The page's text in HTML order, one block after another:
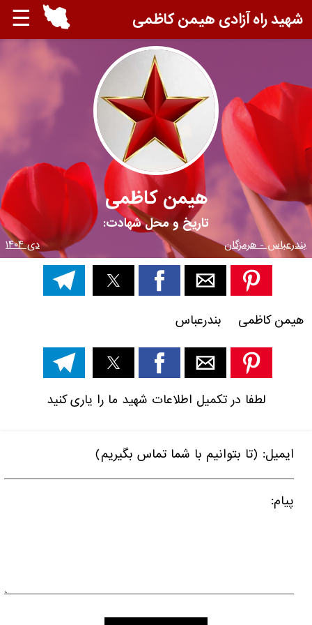
☰ شهید راه آزادی هیمن کاظمی
هیمن کاظمی
تاریخ و محل شهادت:
بندرعباس - هرمزگان دی ۱۴۰۴
هیمن کاظمی بندرعباس
لطفا در تکمیل اطلاعات شهید ما را یاری کنید
ایمیل: (تا بتوانیم با شما تماس بگیریم)
پیام: